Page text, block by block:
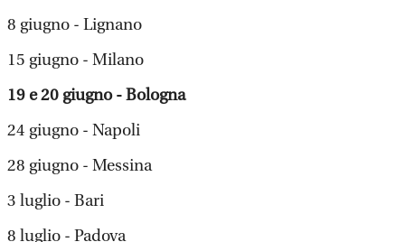
8 giugno - Lignano
15 giugno - Milano
19 e 20 giugno - Bologna
24 giugno - Napoli
28 giugno - Messina
3 luglio - Bari
8 luglio - Padova